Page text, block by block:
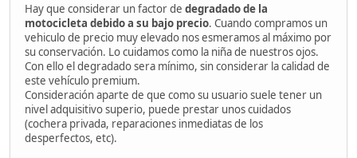
Hay que considerar un factor de degradado de la
motocicleta debido a su bajo precio. Cuando compramos un
vehiculo de precio muy elevado nos esmeramos al máximo por
su conservación. Lo cuidamos como la niña de nuestros ojos.
Con ello el degradado sera mínimo, sin considerar la calidad de
este vehículo premium.
Consideración aparte de que como su usuario suele tener un
nivel adquisitivo superio, puede prestar unos cuidados
(cochera privada, reparaciones inmediatas de los
desperfectos, etc).